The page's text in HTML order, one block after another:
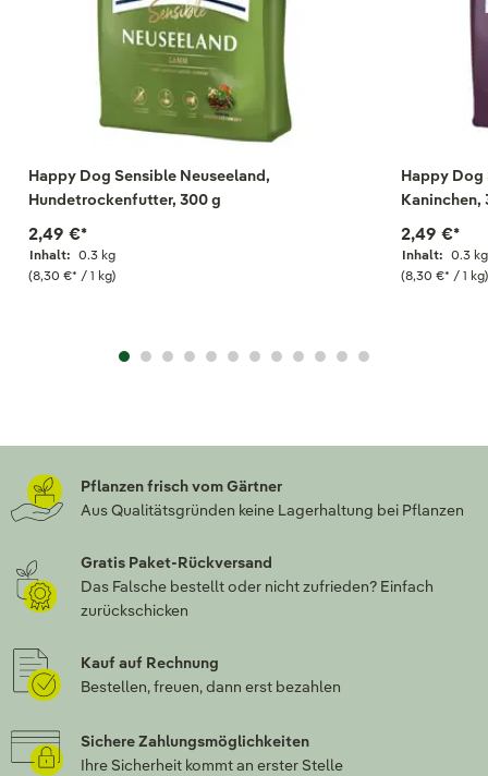
Happy Dog Sensible Neuseeland,
Hundetrockenfutter, 300 g
Inhalt: 0.3 kg
(8,30 €* / 1 kg)
2,49 €*
Happy Dog
Kaninchen,
Inhalt: 0.3 kg
(8,30 €* / 1 kg)
2,49 €*
Pflanzen frisch vom Gärtner
Aus Qualitätsgründen keine Lagerhaltung bei Pflanzen
Gratis Paket-Rückversand
Das Falsche bestellt oder nicht zufrieden? Einfach
zurückschicken
Kauf auf Rechnung
Bestellen, freuen, dann erst bezahlen
Sichere Zahlungsmöglichkeiten
Ihre Sicherheit kommt an erster Stelle